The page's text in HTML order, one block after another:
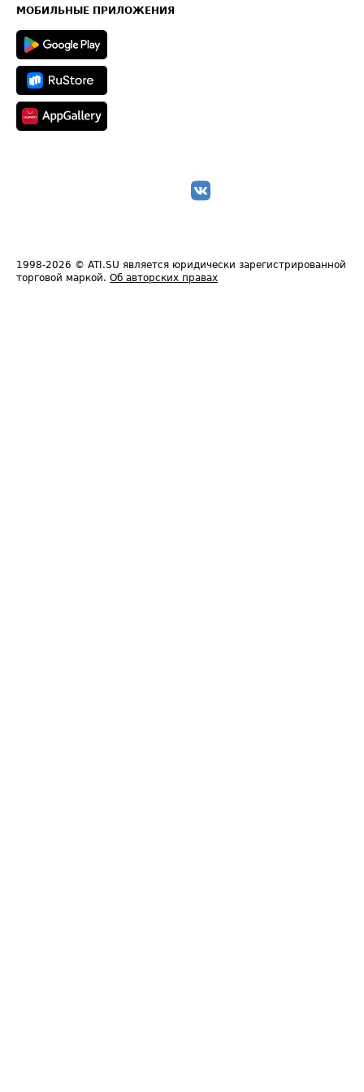
Техническая информация
МОБИЛЬНЫЕ ПРИЛОЖЕНИЯ
1998-2026 © ATI.SU является юридически зарегистрированной
торговой маркой. Об авторских правах